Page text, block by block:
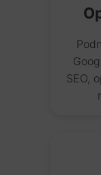
SEO,